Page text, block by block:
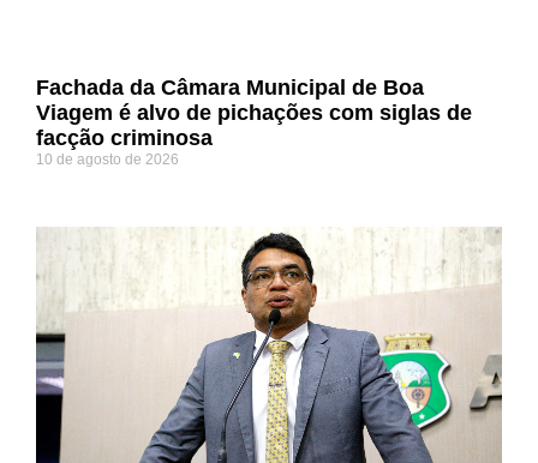
Fachada da Câmara Municipal de Boa
Viagem é alvo de pichações com siglas de
facção criminosa
10 de agosto de 2026